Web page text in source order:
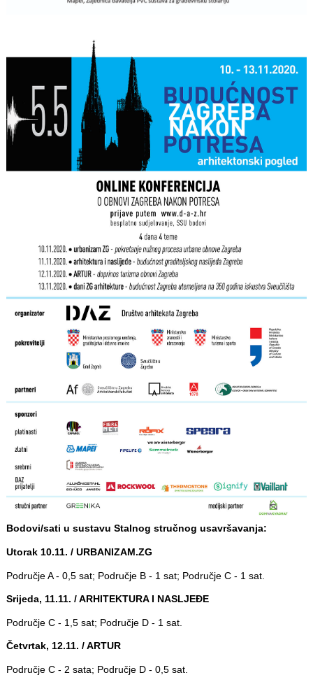
Bodovi/sati u sustavu Stalnog stručnog usavršavanja:
Utorak 10.11. / URBANIZAM.ZG
Područje A - 0,5 sat; Područje B - 1 sat; Područje C - 1 sat.
Srijeda, 11.11. / ARHITEKTURA I NASLJEĐE
Područje C - 1,5 sat; Područje D - 1 sat.
Četvrtak, 12.11. / ARTUR
Područje C - 2 sata; Područje D - 0,5 sat.